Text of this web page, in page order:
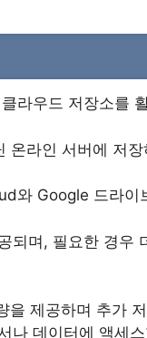
라우드 저장소를
온라인 서버에 저
와 Google 드라이
되며, 필요한 경우
제공하며 추가
나 데이터에 액세